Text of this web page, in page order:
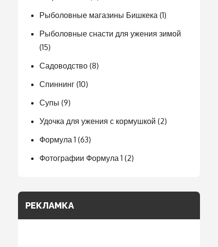
Рыболовные магазины Бишкека (1)
Рыболовные снасти для ужения зимой
(15)
Садоводство (8)
Спиннинг (10)
Супы (9)
Удочка для ужения с кормушкой (2)
Формула 1 (63)
Фотографии Формула 1 (2)
РЕКЛАМКА